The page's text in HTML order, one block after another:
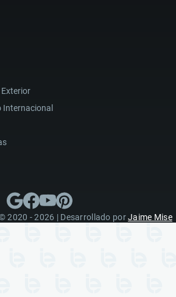
Internacional
2020 - 2026 | Desarrollado porJaime Mise